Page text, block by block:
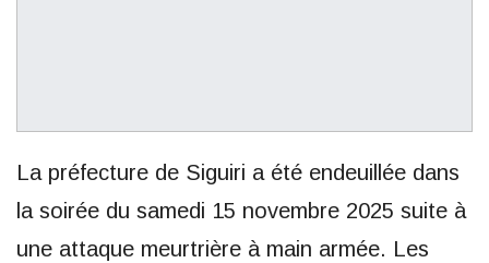
La préfecture de Siguiri a été endeuillée dans
la soirée du samedi 15 novembre 2025 suite à
une attaque meurtrière à main armée. Les